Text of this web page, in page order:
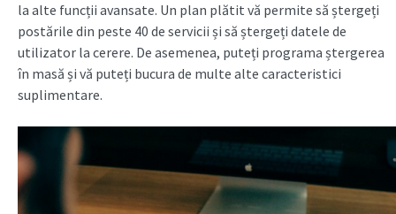
la alte funcții avansate. Un plan plătit vă permite să ștergeți
postările din peste 40 de servicii și să ștergeți datele de
utilizator la cerere. De asemenea, puteți programa ștergerea
în masă și vă puteți bucura de multe alte caracteristici
suplimentare.